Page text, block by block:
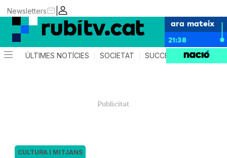
|
Newsletters
ara mateix
21:38
ÚLTIMES NOTÍCIES SOCIETAT SUCCESSOS
CULTURA I MITJANS